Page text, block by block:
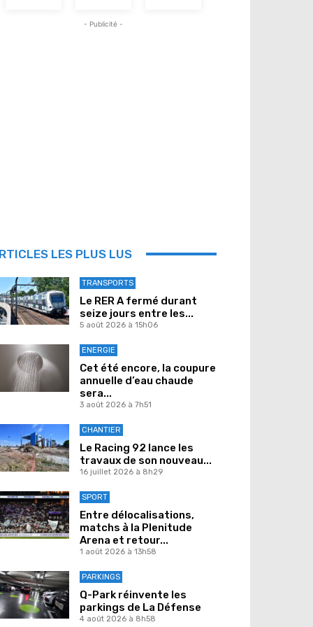
- Publicité -
LES PLUS LUS
TRANSPORTS
Le RER A fermé durant
seize jours entre les...
5 août 2026 à 15h06
ENERGIE
Cet été encore, la coupure
annuelle d’eau chaude
sera...
3 août 2026 à 7h51
CHANTIER
Le Racing 92 lance les
travaux de son nouveau...
16 juillet 2026 à 8h29
SPORT
Entre délocalisations,
matchs à la Plenitude
Arena et retour...
1 août 2026 à 13h58
PARKINGS
Q-Park réinvente les
parkings de La Défense
4 août 2026 à 8h58